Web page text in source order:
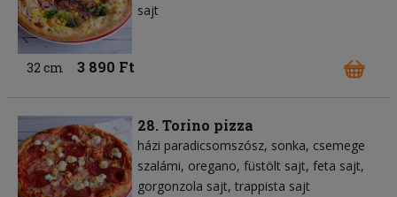
sajt
32 cm 3 890 Ft
28. Torino pizza
házi paradicsomszósz sonka csemege
szalámi oregano füstölt sajt feta sajt
gorgonzola sajt trappista sajt